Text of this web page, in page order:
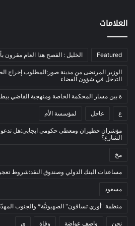
الرئيسية
العالم العربي
المحكمة الخاصة
بيئة
أدب وشعر
إعلام
بروفايل
في مثل هذا اليوم
العلامات
Featured الخليل : الفصح هذا العام مقرون
الوزير المرتضى من مدينة صور:المطلوب إخراج
التدخل في شؤون القضاء
ة بين مسار المحكمة الخاصة ومنهجية القاضي
ع عاجل لمؤسسة الأم
مؤشران خطيران ومعطى حكومي ايجابي:هل تدعو
الشارع؟
مخ
مساعدات البنك الدولي وصندوق النقد:شروط
مسعود
منظمة "أوري تسافون" الصهيونيَّة* والجنوب
نحن واصف عواضة وفاة ي